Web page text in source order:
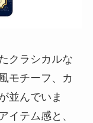
クラシカルな
モチーフ、カ
並んでいま
イテム感と、